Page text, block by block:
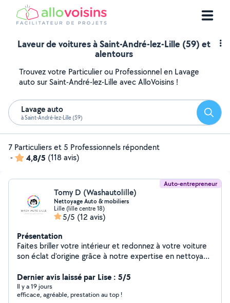
Laveur de voitures à Saint-André-lez-Lille (59) et
alentours
Trouvez votre Particulier ou Professionnel en Lavage
auto sur Saint-André-lez-Lille avec AlloVoisins !
Lavage auto
à Saint-André-lez-Lille (59)
7 Particuliers et 5 Professionnels répondent
-
4,8/5 (118 avis)
Auto-entrepreneur
Tomy D (Washautolille)
Nettoyage Auto & mobiliers ️
Lille (lille centre 18)
5/5 (12 avis)
Présentation
Faites briller votre intérieur et redonnez à votre voiture
son éclat d'origine grâce à notre expertise en nettoyage
domicile en haut de France -Devis & Rdv en message
Retrouver moi sur tout les réseaux (
TikTok,Snapchat,insta ) : washautolille Des problème
Dernier avis laissé par Lise : 5/5
Il y a 19 jours
efficace, agréable, prestation au top !